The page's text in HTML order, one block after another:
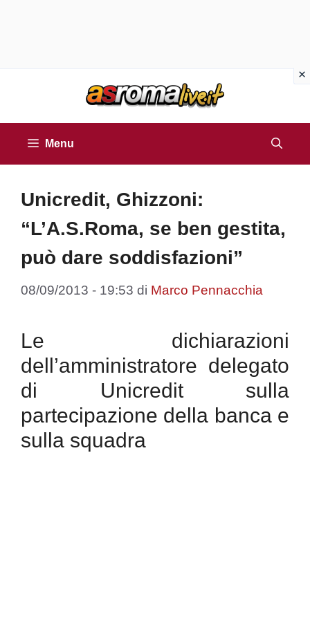
Menu
Unicredit, Ghizzoni:
“L’A.S.Roma, se ben gestita,
può dare soddisfazioni”
08/09/2013 - 19:53 di Marco Pennacchia
Le dichiarazioni
dell’amministratore delegato
di Unicredit sulla
partecipazione della banca e
sulla squadra